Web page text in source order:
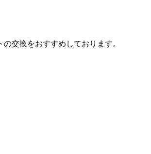
交換をおすすめしております。